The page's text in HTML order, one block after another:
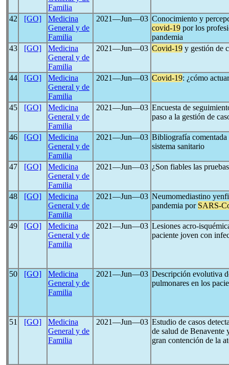
Familia
42
[GO]
Medicina
General y de
Familia
2021―Jun―03 Conocimiento y
covid-19 por los
pandemia
43
[GO]
Medicina
General y de
Familia
2021―Jun―03 Covid-19 y gestión de
44 [GO]
Medicina
General y de
Familia
2021―Jun―03 Covid-19: ¿cómo
45 [GO]
Medicina
General y de
Familia
2021―Jun―03 Encuesta de
paso a la gestión de
46 [GO]
Medicina
General y de
Familia
2021―Jun―03 Bibliografía
sistema sanitario
47 [GO]
Medicina
General y de
Familia
2021―Jun―03 ¿Son fiables las
48 [GO]
Medicina
General y de
Familia
2021―Jun―03 Neumomediastino
pandemia por SARS-
49 [GO]
Medicina
General y de
Familia
2021―Jun―03 Lesiones acro-
paciente joven con
50 [GO]
Medicina
General y de
Familia
2021―Jun―03 Descripción evolutiva
pulmonares en los
51 [GO]
Medicina
General y de
Familia
2021―Jun―03 Estudio de casos
de salud de Benavente
gran contención de la